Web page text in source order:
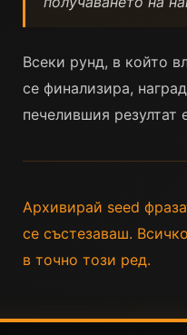
Всеки рунд, в който
се финализира,
печелившия
Архивирай seed
се състезаваш.
в точно този ред.